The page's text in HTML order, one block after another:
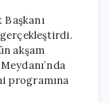
Stratejik
Görüşmeler
Gerçekleştirdi
için
Başkanı
akşam
programına